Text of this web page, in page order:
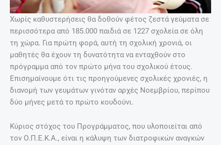
Χωρίς καθυστερήσεις θα δοθούν φέτος ζεστά γεύματα σε
περισσότερα από 185.000 παιδιά σε 1227 σχολεία σε όλη
τη χώρα. Για πρώτη φορά, αυτή τη σχολική χρονιά, οι
μαθητές θα έχουν τη δυνατότητα να ενταχθούν στο
πρόγραμμα από τον πρώτο μήνα του σχολικού έτους.
Επισημαίνουμε ότι τις προηγούμενες σχολικές χρονιές, η
διανομή των γευμάτων γινόταν αρχές Νοεμβρίου, περίπου
δύο μήνες μετά το πρώτο κουδούνι.
Κύριος στόχος του Προγράμματος, που υλοποιείται από
τον Ο.Π.Ε.Κ.Α., είναι η κάλυψη των διατροφικών αναγκών